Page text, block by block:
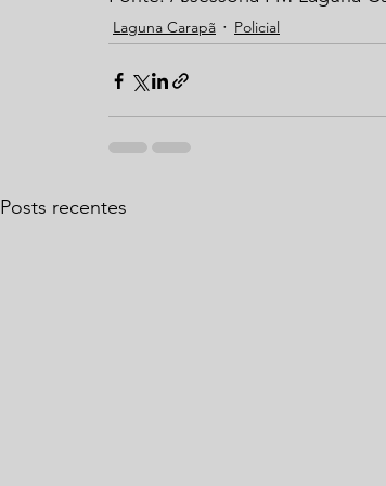
Laguna Carapã Policial
Posts recentes